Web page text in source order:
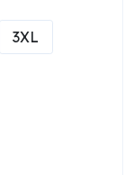
3XL